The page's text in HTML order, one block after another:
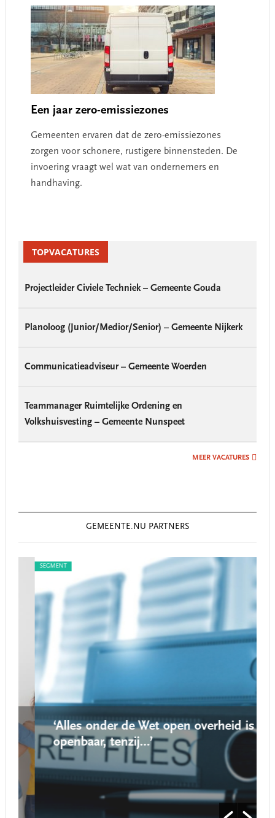
Een jaar zero-emissiezones
Gemeenten ervaren dat de zero-emissiezones
zorgen voor schonere, rustigere binnensteden. De
invoering vraagt wel wat van ondernemers en
handhaving.
SidebarTOPVACATURES
Projectleider Civiele Techniek – Gemeente Gouda
Planoloog (Junior/Medior/Senior) – Gemeente Nijkerk
Communicatieadviseur – Gemeente Woerden
Teammanager Ruimtelijke Ordening en
Volkshuisvesting – Gemeente Nunspeet
MEER VACATURES
GEMEENTE.NU PARTNERS
SEGMENT
‘Alles onder de Wet open overheid is
openbaar, tenzij…’